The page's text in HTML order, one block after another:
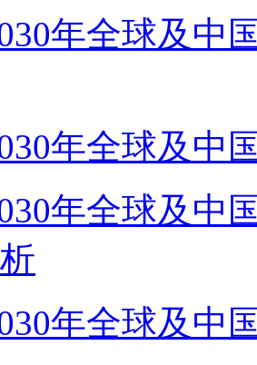
年全球及中
年全球及中
年全球及中
年全球及中